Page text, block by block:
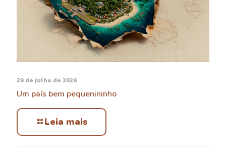
29 de julho de 2026
Um país bem pequenininho
Leia mais